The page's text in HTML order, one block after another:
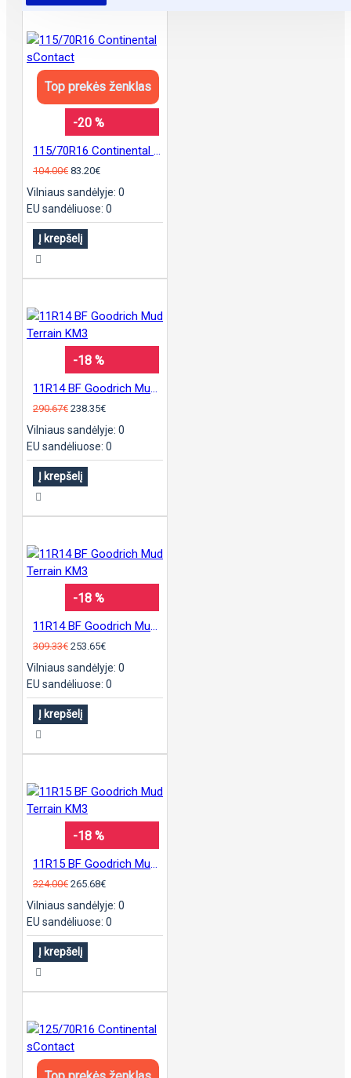
Top prekės ženklas
-20 %
104.00€ 83.20€
Vilniaus sandėlyje: 0
EU sandėliuose: 0
Į krepšelį
-18 %
290.67€ 238.35€
Vilniaus sandėlyje: 0
EU sandėliuose: 0
Į krepšelį
-18 %
309.33€ 253.65€
Vilniaus sandėlyje: 0
EU sandėliuose: 0
Į krepšelį
-18 %
324.00€ 265.68€
Vilniaus sandėlyje: 0
EU sandėliuose: 0
Į krepšelį